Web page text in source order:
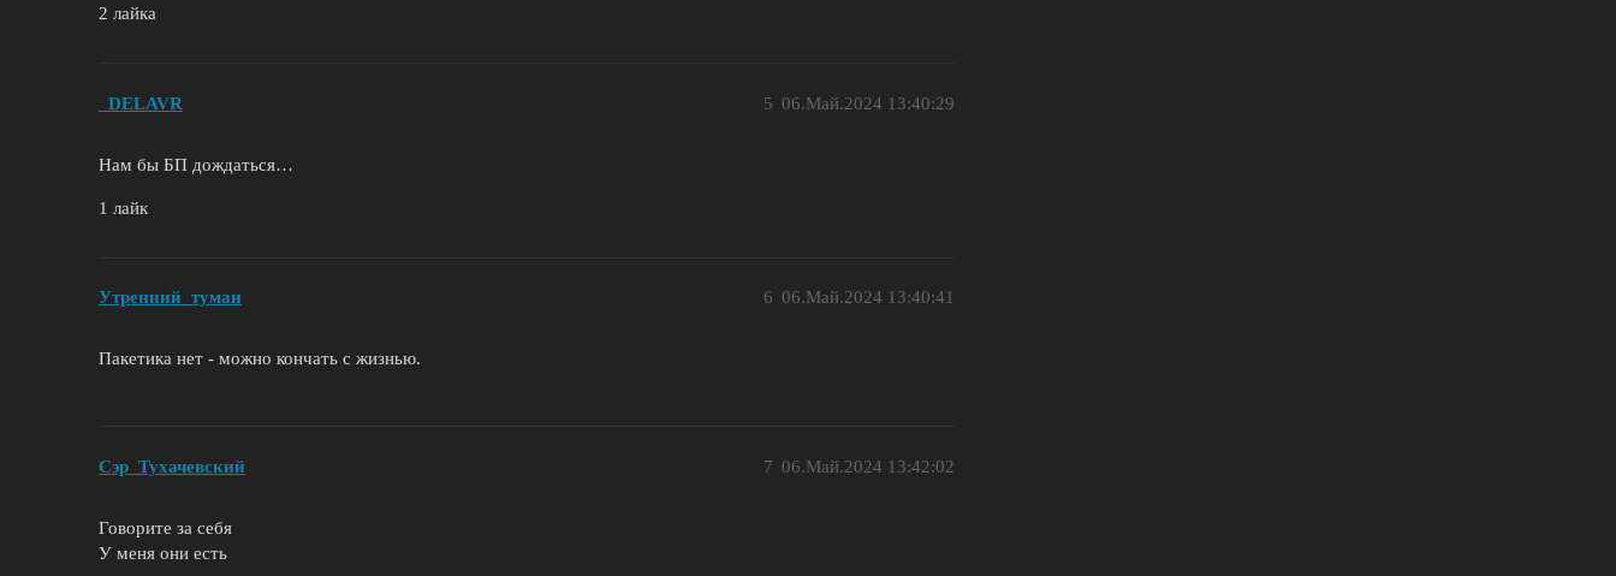
2 лайка
_DELAVR 06.Май.2024 13:40:29
5
Нам бы БП дождаться…
1 лайк
Утренний_туман 06.Май.2024 13:40:41
6
Пакетика нет - можно кончать с жизнью.
Сэр_Тухачевский 06.Май.2024 13:42:02
7
Говорите за себя
У меня они есть